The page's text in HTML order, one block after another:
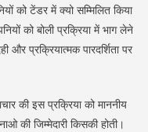
को टेंडर में क्यो सम्मिलित किया
को बोली प्रक्रिया में भाग लेने
और प्रक्रियात्मक पारदर्शिता पर
की इस प्रक्रिया को माननीय
की जिम्मेदारी किसकी होती।